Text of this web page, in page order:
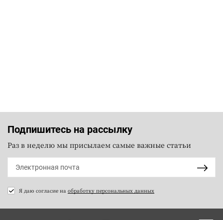
Подпишитесь на рассылку
Раз в неделю мы присылаем самые важные статьи
Я даю согласие на обработку персональных данных